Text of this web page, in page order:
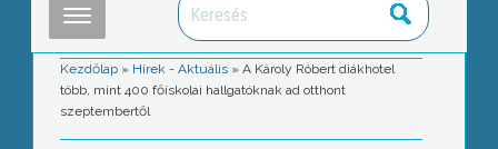
Kezdőlap » Hírek - Aktuális »A Károly Róbert diákhotel
több, mint 400 főiskolai hallgatóknak ad otthont
szeptembertől